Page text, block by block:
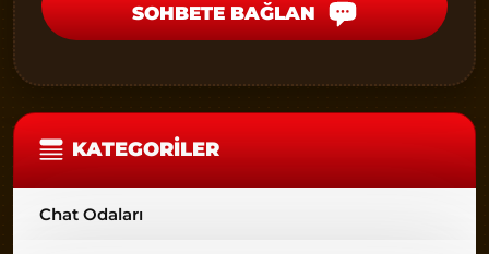
SOHBETE BAĞLAN
KATEGORILER
Chat Odaları